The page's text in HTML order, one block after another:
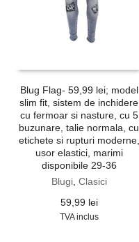
Blug Flag- 59,99 lei; model
slim fit, sistem de inchidere
cu fermoar si nasture, cu 5
buzunare, talie normala, cu
etichete si rupturi moderne,
usor elastici, marimi
disponibile 29-36
Blugi, Clasici
59,99 lei
TVA inclus